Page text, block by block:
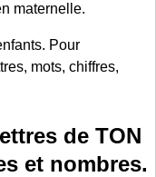
maternelle.
Pour
mots, chiffres,
de TON
et nombres.